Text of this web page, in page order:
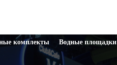
комплекты Водные площадки